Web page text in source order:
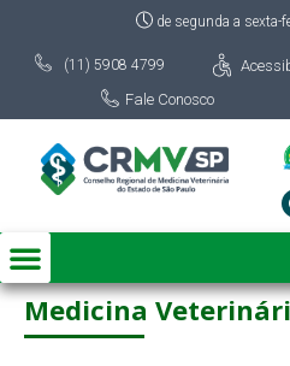
de segunda a sexta-
(11) 5908 4799
Fale Conosco
Medicina